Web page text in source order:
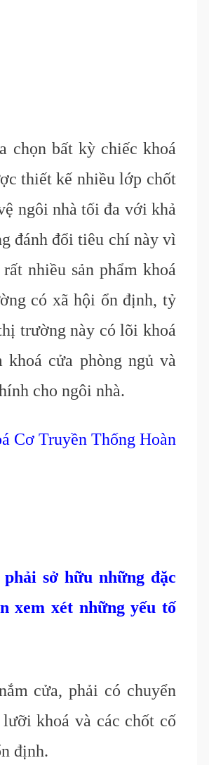
chọn bất kỳ chiếc khoá
thiết kế nhiều lớp chốt
ngôi nhà tối đa với khả
đánh đổi tiêu chí này vì
nhiều sản phẩm khoá
có xã hội ổn định, tỷ
trường này có lõi khoá
cửa phòng ngủ và
cho ngôi nhà.
Cơ Truyền Thống Hoàn
sở hữu những đặc
xem xét những yếu tố
cửa, phải có chuyển
khoá và các chốt cố
định.